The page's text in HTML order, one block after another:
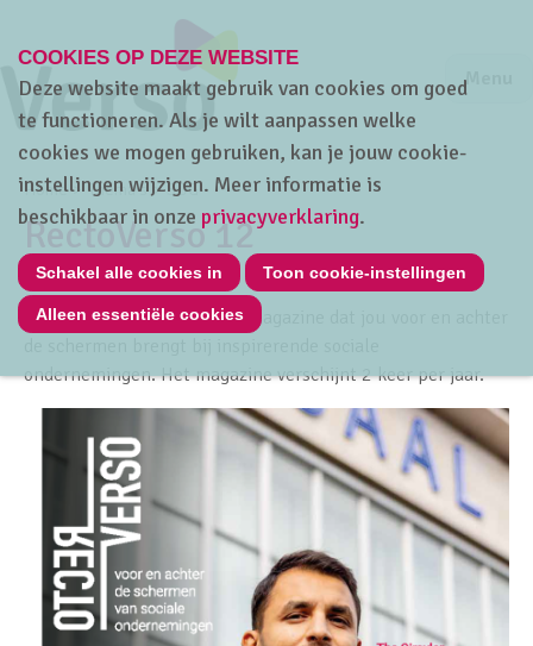
Jump
Menu
Home Thema's SDG
RectoVerso 12
RectoVerso is ons inspiratiemagazine dat jou voor en achter
ondernemingen. Het magazine verschijnt 2 keer per jaar.
COOKIES OP DEZE WEBSITE
Deze website maakt gebruik van cookies om goed
te functioneren. Als je wilt aanpassen welke
cookies we mogen gebruiken, kan je jouw cookie-
instellingen wijzigen. Meer informatie is
beschikbaar in onze privacyverklaring.
Schakel alle cookies in Toon cookie-instellingen
Alleen essentiële cookies